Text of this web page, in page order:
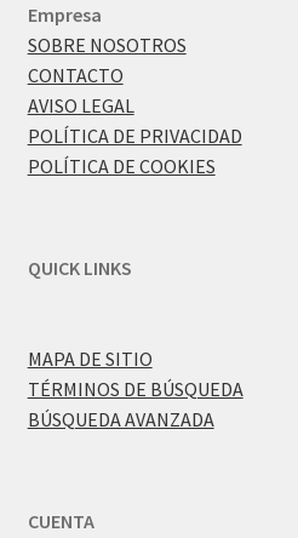
Empresa
SOBRE NOSOTROS
CONTACTO
AVISO LEGAL
POLÍTICA DE PRIVACIDAD
POLÍTICA DE COOKIES
QUICK LINKS
MAPA DE SITIO
TÉRMINOS DE BÚSQUEDA
BÚSQUEDA AVANZADA
CUENTA